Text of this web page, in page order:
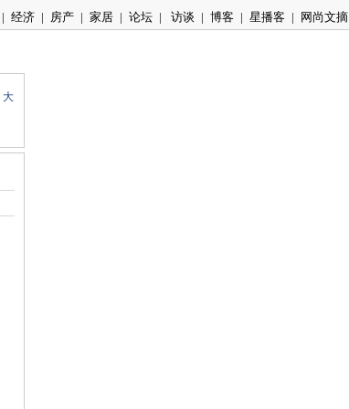
| 经济 | 房产 | 家居 | 论坛 | 访谈 | 博客 | 星播客 | 网尚文摘
大